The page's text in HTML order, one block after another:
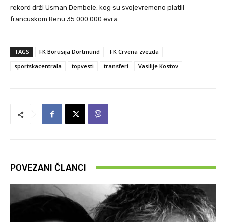
rekord drži Usman Dembele, kog su svojevremeno platili
francuskom Renu 35.000.000 evra.
TAGS FK Borusija Dortmund
FK Crvena zvezda
sportskacentrala
topvesti transferi Vasilije Kostov
POVEZANI ČLANCI